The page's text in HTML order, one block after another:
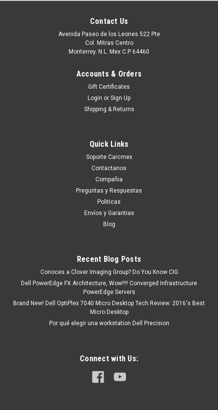
EXTREME TABLET CROSS STRAP (3.3 IN X 3.3
IN X 0.4 IN) / PLASTICO PARA LA TABLET NEW
DELL 4DGPG , 460-BCHP, PGH5F, 54JK0, 460-
Productos en existencia Este producto se encuentra en
existencia si esta marcado como “In Stock”. De otra manera
tendrá un tiempo de entrega de 7, 9, 12 etc. días
MXN $0.00
ADD TO CART
Contact Us
Avenida Paseo de los Leones 522 Pte
Col. Mitras Centro
Monterrey. N.L. Mex C.P 64460
Accounts & Orders
Gift Certificates
Login or Sign Up
Shipping & Returns
Quick Links
Soporte Carcmex
Contactanos
Compañia
Preguntas y Respuestas
Politicas
Envíos y Garantias
Blog
Recent Blog Posts
Conoces a Clover Imaging Group? Do You Know CIG
Dell PowerEdge FX Architecture, Wow!!!! Converged Infrastructure
PowerEdge Servers
Brand New! Dell OptiPlex 7040 Micro Desktop Tech Review: 2016's Best
Micro Desktop
Por qué elegir una workstation Dell Precision
Connect with Us: